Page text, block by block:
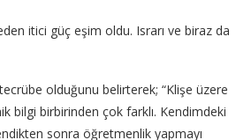
itici güç eşim oldu. Israrı ve biraz da
olduğunu belirterek; “Klişe üzere
bilgi birbirinden çok farklı. Kendimdeki
sonra öğretmenlik yapmayı